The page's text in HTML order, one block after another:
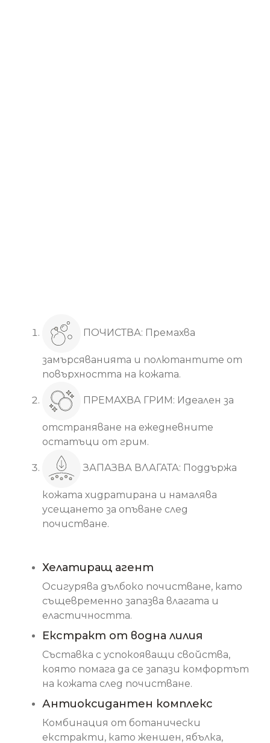
ПОЧИСТВА: Премахва
замърсяванията и полютантите от
повърхността на кожата.
ПРЕМАХВА ГРИМ: Идеален за
отстраняване на ежедневните
остатъци от грим.
ЗАПАЗВА ВЛАГАТА: Поддържа
кожата хидратирана и намалява
усещането за опъване след
почистване.
Хелатиращ агент
Осигурява дълбоко почистване, като
същевременно запазва влагата и
еластичността.
Екстракт от водна лилия
Съставка с успокояващи свойства,
която помага да се запази комфортът
на кожата след почистване.
Антиоксидантен комплекс
Комбинация от ботанически
екстракти, като женшен, ябълка,